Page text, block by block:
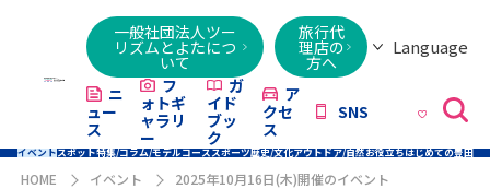
一般社団法人ツー
リズムとよたにつ
いて
旅行代
理店の
方へ
Language
Việt
ニ
ュー
ス
フ
ォトギ
ャラリ
ー
ガ
イド
ブッ
ク
ア
クセ
ス
SNS
イベントスポット特集/コラム/モデルコーススポーツ歴史/文化アウトドア/自然お役立ちはじめての豊田
HOME イベント 2025年10月16日(木)開催のイベント